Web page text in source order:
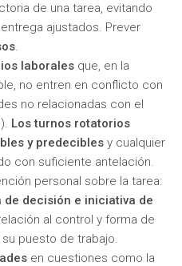
de una tarea, evitando
ajustados. Prever
.
laborales que, en la
no entren en conflicto con
no relacionadas con el
Los turnos rotatorios
y predecibles y cualquier
con suficiente antelación.
personal sobre la tarea:
decisión e iniciativa de
al control y forma de
puesto de trabajo.
en cuestiones como la